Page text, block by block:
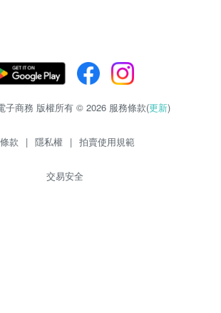
子商務 版權所有 © 2026 服務條款(更新)
款 | 隱私權 | 拍賣使用規範
交易安全